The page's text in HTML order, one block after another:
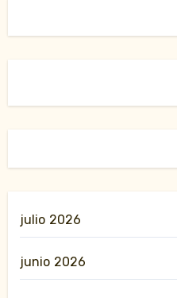
julio 2026
junio 2026